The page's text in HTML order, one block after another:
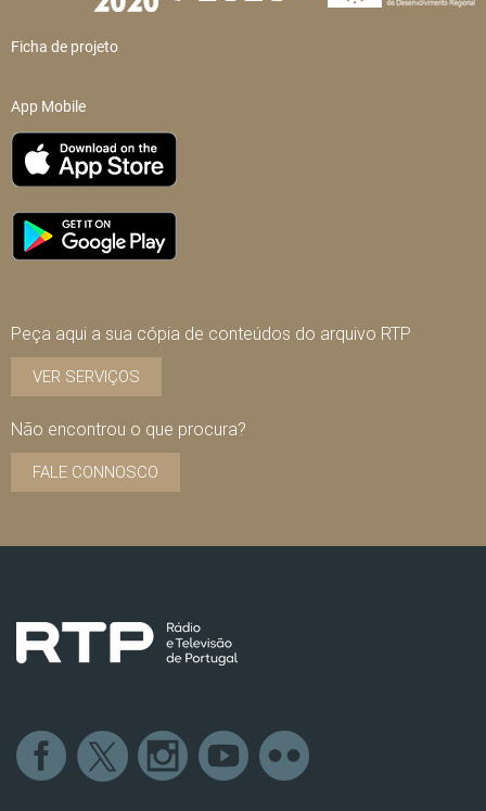
Ficha de projeto
App Mobile
Peça aqui a sua cópia de conteúdos do arquivo RTP
VER SERVIÇOS
Não encontrou o que procura?
FALE CONNOSCO